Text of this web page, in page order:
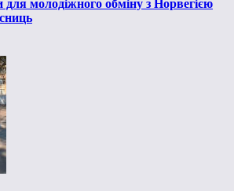
для молодіжного обміну з Норвегією